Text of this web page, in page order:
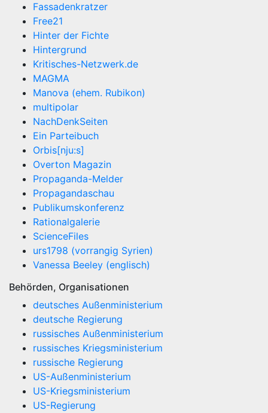
Fassadenkratzer
Free21
Hinter der Fichte
Hintergrund
Kritisches-Netzwerk.de
MAGMA
Manova (ehem. Rubikon)
multipolar
NachDenkSeiten
Ein Parteibuch
Orbis[nju:s]
Overton Magazin
Propaganda-Melder
Propagandaschau
Publikumskonferenz
Rationalgalerie
ScienceFiles
urs1798 (vorrangig Syrien)
Vanessa Beeley (englisch)
Behörden, Organisationen
deutsches Außenministerium
deutsche Regierung
russisches Außenministerium
russisches Kriegsministerium
russische Regierung
US-Außenministerium
US-Kriegsministerium
US-Regierung